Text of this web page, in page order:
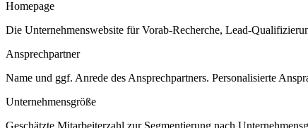
Homepage
Die Unternehmenswebsite für Vorab-Recherche, Lead-
Ansprechpartner
Name und ggf. Anrede des Ansprechpartners. Personalisierte
Unternehmensgröße
Geschätzte Mitarbeiterzahl zur Segmentierung nach